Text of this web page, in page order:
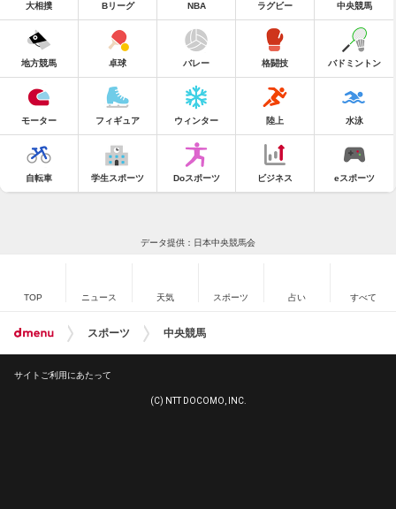
大相撲 Bリーグ NBA ラグビー 中央競馬
地方競馬 卓球 バレー 格闘技 バドミントン
モーター フィギュア ウィンター 陸上 水泳
自転車 学生スポーツ Doスポーツ ビジネス eスポーツ
データ提供：日本中央競馬会
TOP ニュース 天気 スポーツ 占い すべて
スポーツ 中央競馬
サイトご利用にあたって
(C) NTT DOCOMO, INC.